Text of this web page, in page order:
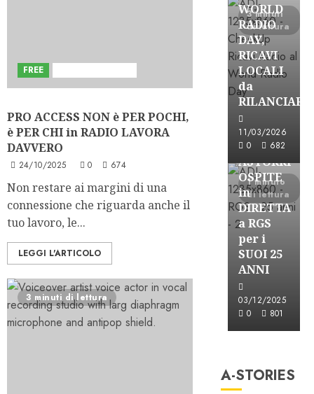
FREE
PRO ACCESS NON è PER POCHI,
è PER CHI in RADIO LAVORA
DAVVERO
24/10/2025 0 674
Non restare ai margini di una
connessione che riguarda anche il
tuo lavoro, le...
LEGGI L'ARTICOLO
3 minuti di lettura
3 minuti
di lettura
WORLD
RADIO
DAY,
RICAVI
LOCALI
da
RILANCIARE
11/03/2026
0
682
1 minuto
di lettura
Astorri News
FREE
ASTORRI
OSPITE
in
DIRETTA
a RGS
per i
SUOI 25
ANNI
03/12/2025
0
801
A-STORIES
Formazione